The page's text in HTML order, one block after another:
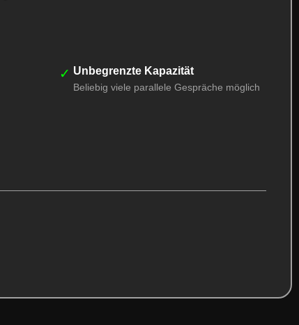
✓ Unbegrenzte Kapazität
Beliebig viele parallele Gespräche möglich